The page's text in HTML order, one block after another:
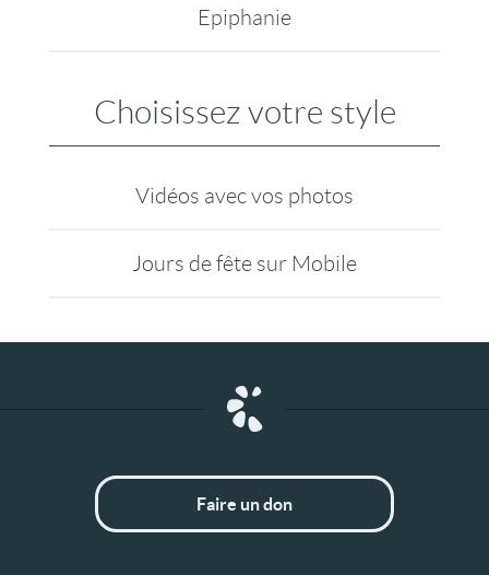
Epiphanie
Choisissez votre style
Vidéos avec vos photos
Jours de fête sur Mobile
Faire un don